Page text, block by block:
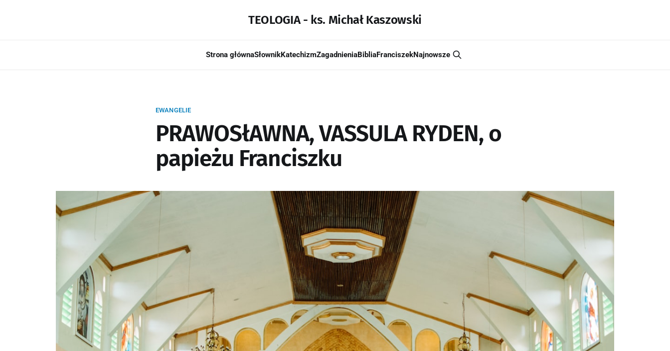
TEOLOGIA - ks. Michał Kaszowski
Strona głównaSłownikKatechizmZagadnieniaBibliaFranciszekNajnowsze
EWANGELIE
PRAWOSłAWNA, VASSULA RYDEN, o
papieżu Franciszku